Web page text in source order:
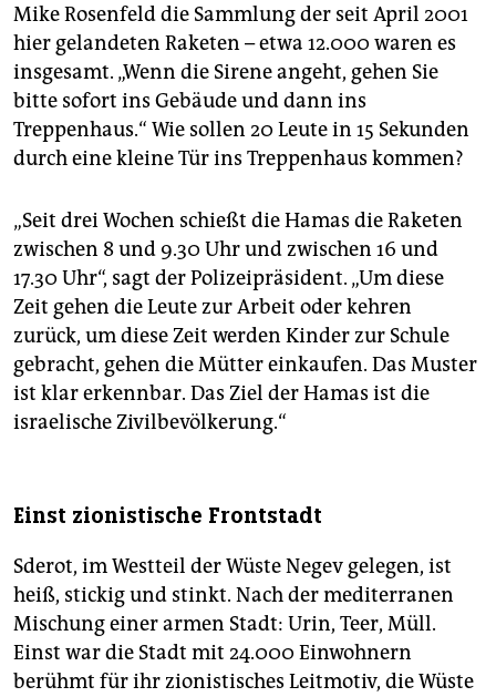
Mike Rosenfeld die Sammlung der seit April 2001
hier gelandeten Raketen – etwa 12.000 waren es
insgesamt. „Wenn die Sirene angeht, gehen Sie
bitte sofort ins Gebäude und dann ins
Treppenhaus.“ Wie sollen 20 Leute in 15 Sekunden
durch eine kleine Tür ins Treppenhaus kommen?
„Seit drei Wochen schießt die Hamas die Raketen
zwischen 8 und 9.30 Uhr und zwischen 16 und
17.30 Uhr“, sagt der Polizeipräsident. „Um diese
Zeit gehen die Leute zur Arbeit oder kehren
zurück, um diese Zeit werden Kinder zur Schule
gebracht, gehen die Mütter einkaufen. Das Muster
ist klar erkennbar. Das Ziel der Hamas ist die
israelische Zivilbevölkerung.“
Einst zionistische Frontstadt
Sderot, im Westteil der Wüste Negev gelegen, ist
heiß, stickig und stinkt. Nach der mediterranen
Mischung einer armen Stadt: Urin, Teer, Müll.
Einst war die Stadt mit 24.000 Einwohnern
berühmt für ihr zionistisches Leitmotiv, die Wüste